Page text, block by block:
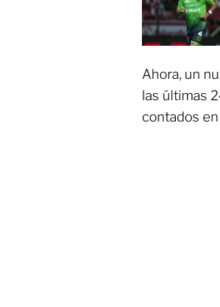
Ahora, un
las últimas
contados en